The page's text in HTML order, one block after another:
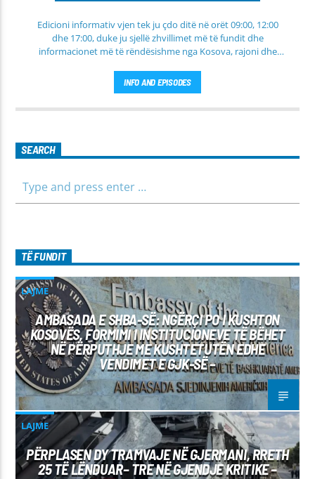
Edicioni informativ vjen tek ju çdo ditë në orët 09:00, 12:00
dhe 17:00, duke ju sjellë zhvillimet më të fundit dhe
informacionet më të rëndësishme nga Kosova, rajoni dhe
fusha të ndryshme, përfshirë politikën, shoqërinë dhe
ekonominë, si dhe rubrika të veçanta për sportin dhe
parashikimin e motit. Qëndroni me ne për informim të saktë,
INFO AND EPISODES
SEARCH
TË FUNDIT
LAJME
AMBASADA E SHBA-SË: NGËRÇI PO I KUSHTON
KOSOVËS, FORMIMI I INSTITUCIONEVE TË BËHET
NË PËRPUTHJE ME KUSHTETUTËN EDHE
VENDIMET E GJK-SË –
LAJME
PËRPLASEN DY TRAMVAJE NË GJERMANI, RRETH
25 TË LËNDUAR– TRE NË GJENDJE KRITIKE –